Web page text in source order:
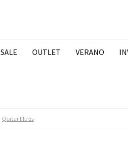
SALE OUTLET VERANO
Quitar filtros